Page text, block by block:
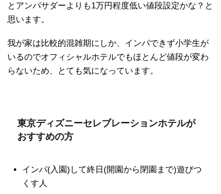
とアンバサダーよりも1万円程度低い値段設定かな？と
思います。
我が家は比較的混雑期にしか、インパできず小学生が
いるのでオフィシャルホテルでもほとんど値段が変わ
らないため、とても気になっています。
東京ディズニーセレブレーションホテルが
おすすめの方
インパ(入園)して終日(開園から閉園まで)遊びつ
くす人